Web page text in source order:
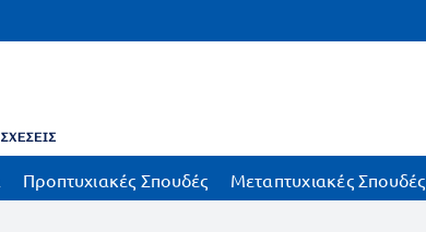
Προπτυχιακές Σπουδές Μεταπτυχιακές Σπουδές